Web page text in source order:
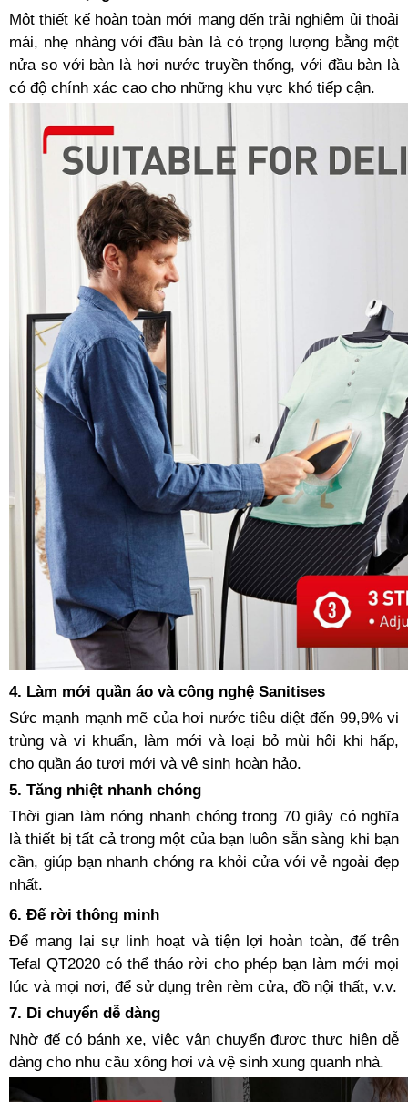
Một thiết kế hoàn toàn mới mang đến trải nghiệm ủi thoải
mái, nhẹ nhàng với đầu bàn là có trọng lượng bằng một
nửa so với bàn là hơi nước truyền thống, với đầu bàn là
có độ chính xác cao cho những khu vực khó tiếp cận.
4. Làm mới quần áo và công nghệ Sanitises
Sức mạnh mạnh mẽ của hơi nước tiêu diệt đến 99,9% vi
trùng và vi khuẩn, làm mới và loại bỏ mùi hôi khi hấp,
cho quần áo tươi mới và vệ sinh hoàn hảo.
5. Tăng nhiệt nhanh chóng
Thời gian làm nóng nhanh chóng trong 70 giây có nghĩa
là thiết bị tất cả trong một của bạn luôn sẵn sàng khi bạn
cần, giúp bạn nhanh chóng ra khỏi cửa với vẻ ngoài đẹp
nhất.
6. Đế rời thông minh
Để mang lại sự linh hoạt và tiện lợi hoàn toàn, đế trên
Tefal QT2020 có thể tháo rời cho phép bạn làm mới mọi
lúc và mọi nơi, để sử dụng trên rèm cửa, đồ nội thất, v.v.
7. Di chuyển dễ dàng
Nhờ đế có bánh xe, việc vận chuyển được thực hiện dễ
dàng cho nhu cầu xông hơi và vệ sinh xung quanh nhà.